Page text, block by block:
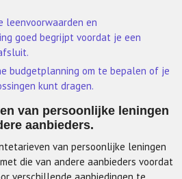
leenvoorwaarden en
goed begrijpt voordat je een
budgetplanning om te bepalen of je
kunt dragen.
van persoonlijke leningen
aanbieders.
van persoonlijke leningen
die van andere aanbieders voordat